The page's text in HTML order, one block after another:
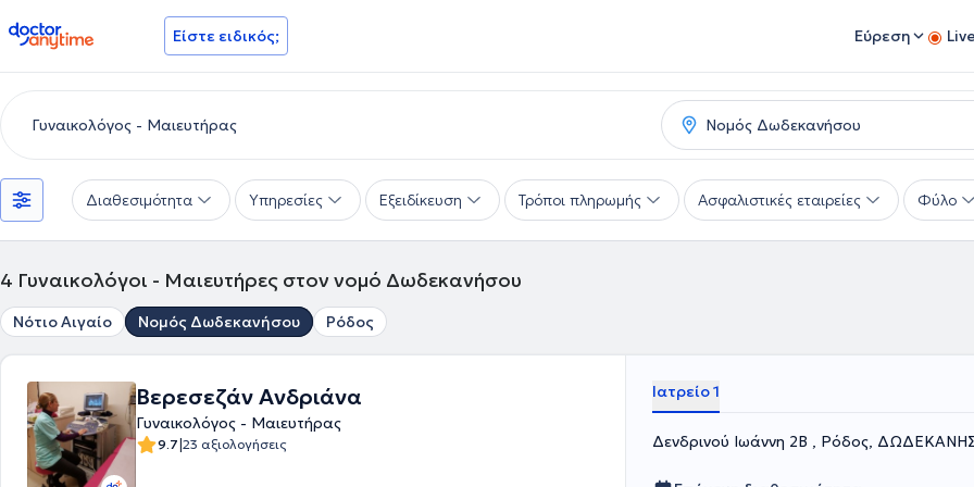
doctoranytime Είστε ειδικός; Εύρεση
Διαθεσιμότητα Υπηρεσίες Εξειδίκευση Τρόποι πληρωμής Ασφαλιστικές εταιρείες Φύλο
4 Γυναικολόγοι - Μαιευτήρες στον νομό Δωδεκανήσου
Νότιο Αιγαίο Νομός Δωδεκανήσου Ρόδος
Βερεσεζάν Ανδριάνα
Γυναικολόγος - Μαιευτήρας
9.7|23 αξιολογήσεις
Ιατρείο 1
Δενδρινού Ιωάννη 2Β , Ρόδος,